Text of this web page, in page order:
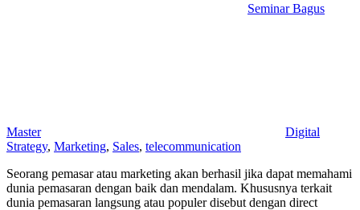
Seminar Bagus
Master
Digital
Strategy, Marketing, Sales, telecommunication
Seorang pemasar atau marketing akan berhasil jika dapat memahami
dunia pemasaran dengan baik dan mendalam. Khususnya terkait
dunia pemasaran langsung atau populer disebut dengan direct